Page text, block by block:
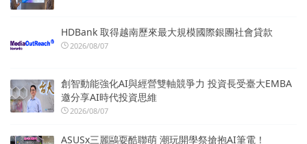
HDBank 取得越南歷來最大規模國際銀團社會貸款
2026/08/07
創智動能強化AI與經營雙軸競爭力 投資長受臺大EMBA
邀分享AI時代投資思維
2026/08/07
ASUSx三麗鷗耍酷聯萌 潮玩開學祭搶抱AI筆電！